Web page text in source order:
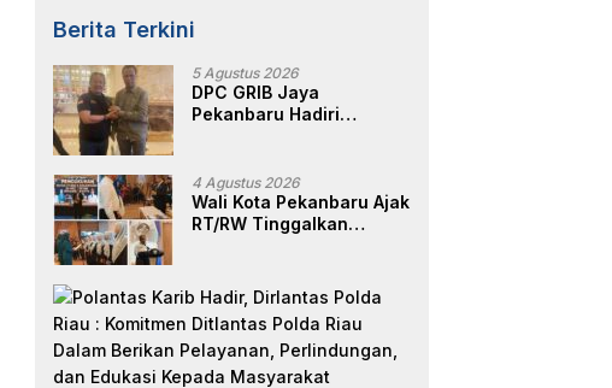
Berita Terkini
5 Agustus 2026
DPC GRIB Jaya
Pekanbaru Hadiri
Kata Ketua DPC GRIB
Jaya Pekanbaru
4 Agustus 2026
Wali Kota Pekanbaru Ajak
RT/RW Tinggalkan